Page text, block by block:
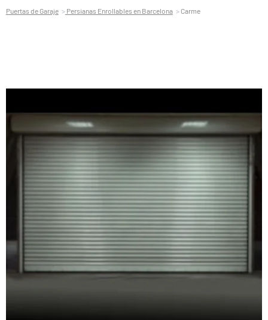
Puertas de Garaje Persianas Enrollables en Barcelona Carme